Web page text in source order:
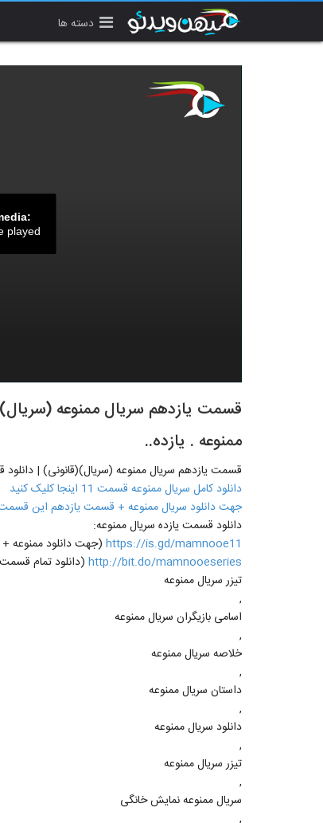
دسته ها
played
ممنوعه . یازده..
قسمت یازدهم سریال ممنوعه (سریال)(قانونی) | دانلود قسمت یازدم
دانلود کامل سریال ممنوعه قسمت 11 اینجا کلیک کنید
جهت دانلود سریال ممنوعه + قسمت یازدهم این
دانلود قسمت یازده سریال ممنوعه:
https://is.gd/mamnooe11 (جهت دانلود ممنوعه + قسمت یازدهم 11
http://bit.do/mamnooeseries (دانلود تمام
تیزر سریال ممنوعه
,
اسامی بازیگران سریال ممنوعه
,
خلاصه سریال ممنوعه
,
داستان سریال ممنوعه
,
دانلود سریال ممنوعه
,
تیزر سریال ممنوعه
,
سریال ممنوعه نمایش خانگی
,